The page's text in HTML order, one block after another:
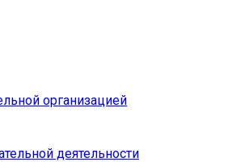
организацией
деятельности